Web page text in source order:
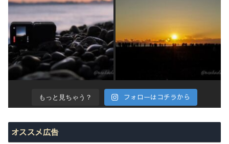
もっと見ちゃう？ フォローはコチラから
オススメ広告